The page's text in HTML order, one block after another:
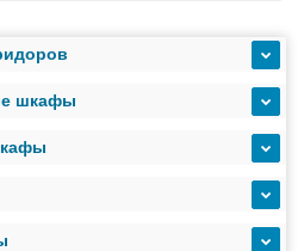
и
внешних АКБ
шкафы